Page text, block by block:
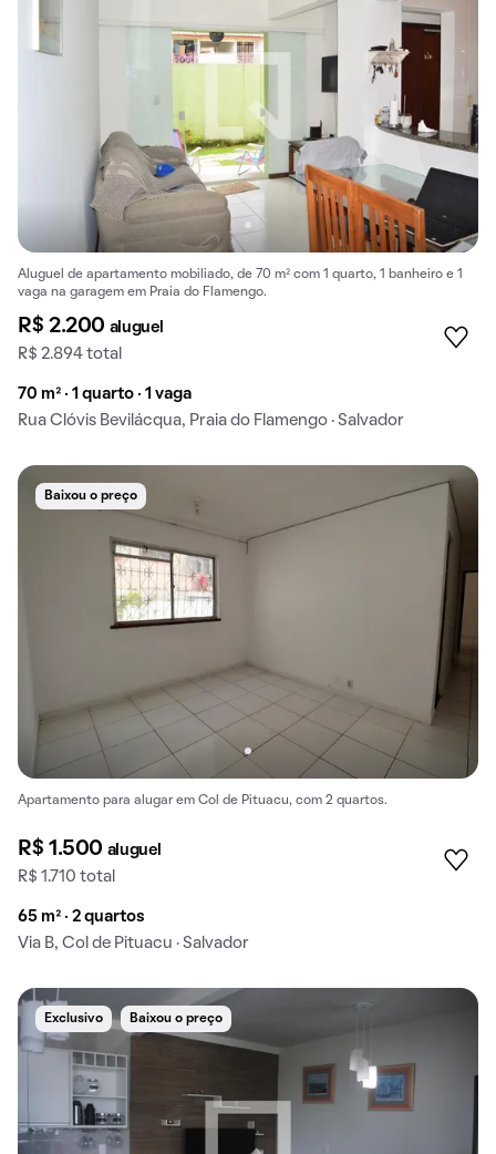
Aluguel de apartamento mobiliado, de 70 m² com 1 quarto, 1 banheiro e 1
vaga na garagem em Praia do Flamengo.
R$ 2.200 aluguel
R$ 2.894 total
70 m² · 1 quarto · 1 vaga
Rua Clóvis Bevilácqua, Praia do Flamengo · Salvador
Baixou o preço
Apartamento para alugar em Col de Pituacu, com 2 quartos.
R$ 1.500 aluguel
R$ 1.710 total
65 m² · 2 quartos
Via B, Col de Pituacu · Salvador
Exclusivo Baixou o preço